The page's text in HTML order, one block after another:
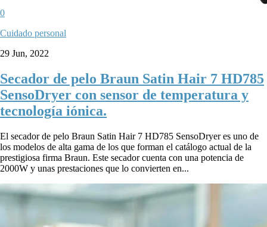
0
Cuidado personal
29 Jun, 2022
Secador de pelo Braun Satin Hair 7 HD785
SensoDryer con sensor de temperatura y
tecnología iónica.
El secador de pelo Braun Satin Hair 7 HD785 SensoDryer es uno de
los modelos de alta gama de los que forman el catálogo actual de la
prestigiosa firma Braun. Este secador cuenta con una potencia de
2000W y unas prestaciones que lo convierten en...